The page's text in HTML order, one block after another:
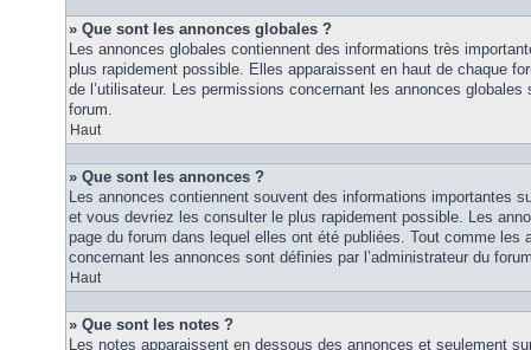
» Que sont les annonces globales ?
Les annonces globales contiennent des informations très
plus rapidement possible. Elles apparaissent en haut de chaque
de l’utilisateur. Les permissions concernant les annonces globales
forum.
Haut
» Que sont les annonces ?
Les annonces contiennent souvent des informations importantes
et vous devriez les consulter le plus rapidement possible. Les
page du forum dans lequel elles ont été publiées. Tout comme les
concernant les annonces sont définies par l’administrateur du
Haut
» Que sont les notes ?
Les notes apparaissent en dessous des annonces et seulement